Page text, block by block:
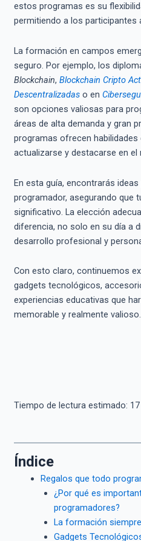
estos programas es su
permitiendo a los participantes
La formación en campos
seguro. Por ejemplo, los
Blockchain, Blockchain Cripto
Descentralizadaso en
son opciones valiosas para
áreas de alta demanda y gran
programas ofrecen
actualizarse y destacarse en el
En esta guía, encontrarás
programador, asegurando que
significativo. La elección
diferencia, no solo en su día a
desarrollo profesional y
Con esto claro, continuemos
gadgets tecnológicos,
experiencias educativas que
memorable y realmente valioso.
Tiempo de lectura estimado: 17
Índice
Regalos que todo
¿Por qué es
programadores?
La formación
Gadgets